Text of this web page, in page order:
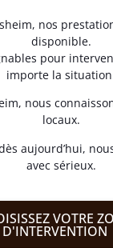
nos
disponible.
pour
importe la
nous
locaux.
aujourd’hui,
avec sérieux.
VOTRE
D'INTERVENTION